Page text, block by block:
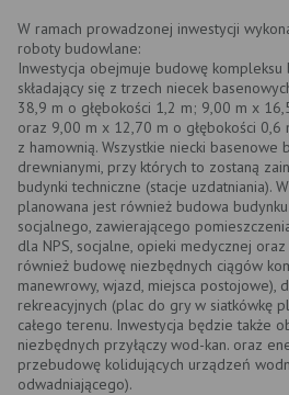
W ramach prowadzonej inwestycji
roboty budowlane:
Inwestycja obejmuje budowę kompleksu
składający się z trzech niecek
38,9 m o głębokości 1,2 m; 9,00 m x
oraz 9,00 m x 12,70 m o głębokości
z hamownią. Wszystkie niecki basenowe
drewnianymi, przy których to zostaną
budynki techniczne (stacje uzdatniania).
planowana jest również budowa
socjalnego, zawierającego
dla NPS, socjalne, opieki medycznej
również budowę niezbędnych ciągów
manewrowy, wjazd, miejsca postojowe),
rekreacyjnych (plac do gry w siatkówkę
całego terenu. Inwestycja będzie także
niezbędnych przyłączy wod-kan. oraz
przebudowę kolidujących urządzeń
odwadniającego).